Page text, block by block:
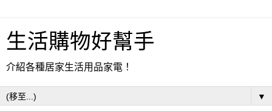
生活購物好幫手
介紹各種居家生活用品家電！
▼